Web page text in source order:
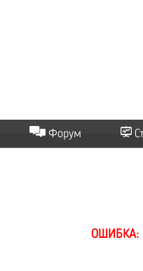
Форум
ОШИБКА: